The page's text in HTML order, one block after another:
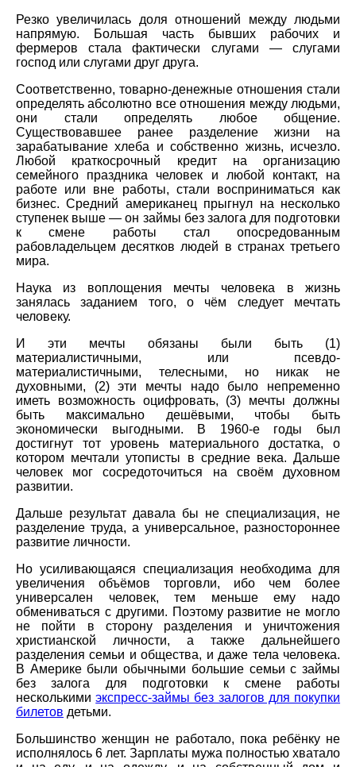
Резко увеличилась доля отношений между людьми
напрямую. Большая часть бывших рабочих и
фермеров стала фактически слугами — слугами
господ или слугами друг друга.
Соответственно, товарно-денежные отношения стали
определять абсолютно все отношения между людьми,
они стали определять любое общение.
Существовавшее ранее разделение жизни на
зарабатывание хлеба и собственно жизнь, исчезло.
Любой краткосрочный кредит на организацию
семейного праздника человек и любой контакт, на
работе или вне работы, стали восприниматься как
бизнес. Средний американец прыгнул на несколько
ступенек выше — он займы без залога для подготовки
к смене работы стал опосредованным
рабовладельцем десятков людей в странах третьего
мира.
Наука из воплощения мечты человека в жизнь
занялась заданием того, о чём следует мечтать
человеку.
И эти мечты обязаны были быть (1)
материалистичными, или псевдо-
материалистичными, телесными, но никак не
духовными, (2) эти мечты надо было непременно
иметь возможность оцифровать, (3) мечты должны
быть максимально дешёвыми, чтобы быть
экономически выгодными. В 1960-е годы был
достигнут тот уровень материального достатка, о
котором мечтали утописты в средние века. Дальше
человек мог сосредоточиться на своём духовном
развитии.
Дальше результат давала бы не специализация, не
разделение труда, а универсальное, разностороннее
развитие личности.
Но усиливающаяся специализация необходима для
увеличения объёмов торговли, ибо чем более
универсален человек, тем меньше ему надо
обмениваться с другими. Поэтому развитие не могло
не пойти в сторону разделения и уничтожения
христианской личности, а также дальнейшего
разделения семьи и общества, и даже тела человека.
В Америке были обычными большие семьи с займы
без залога для подготовки к смене работы
несколькимиэкспресс-займы без залогов для покупки
билетов детьми.
Большинство женщин не работало, пока ребёнку не
исполнялось 6 лет. Зарплаты мужа полностью хватало